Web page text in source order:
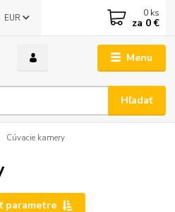
Menu
EUR
Hľadať
0 ks
za 0 €
Cúvacie kamery
parametre